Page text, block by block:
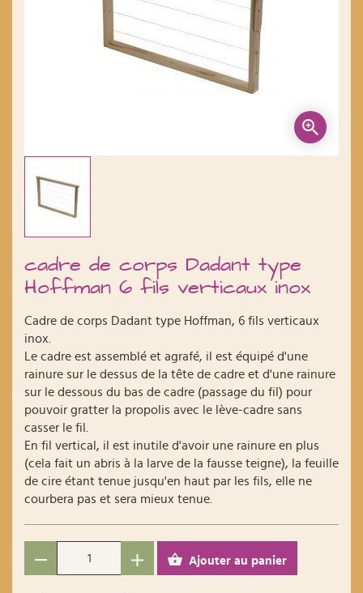
cadre de corps Dadant type
Hoffman 6 fils verticaux inox
Cadre de corps Dadant type Hoffman, 6 fils verticaux
inox.
Le cadre est assemblé et agrafé, il est équipé d'une
rainure sur le dessus de la tête de cadre et d'une rainure
sur le dessous du bas de cadre (passage du fil) pour
pouvoir gratter la propolis avec le lève-cadre sans
casser le fil.
En fil vertical, il est inutile d'avoir une rainure en plus
(cela fait un abris à la larve de la fausse teigne), la feuille
de cire étant tenue jusqu'en haut par les fils, elle ne
courbera pas et sera mieux tenue.
Ajouter au panier